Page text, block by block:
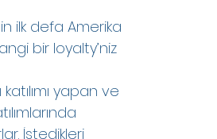
ilk defa Amerika
bir loyalty’niz
yapan ve
İstedikleri